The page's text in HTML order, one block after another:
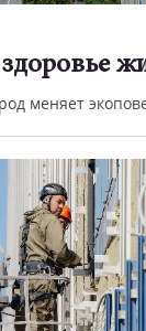
меняет